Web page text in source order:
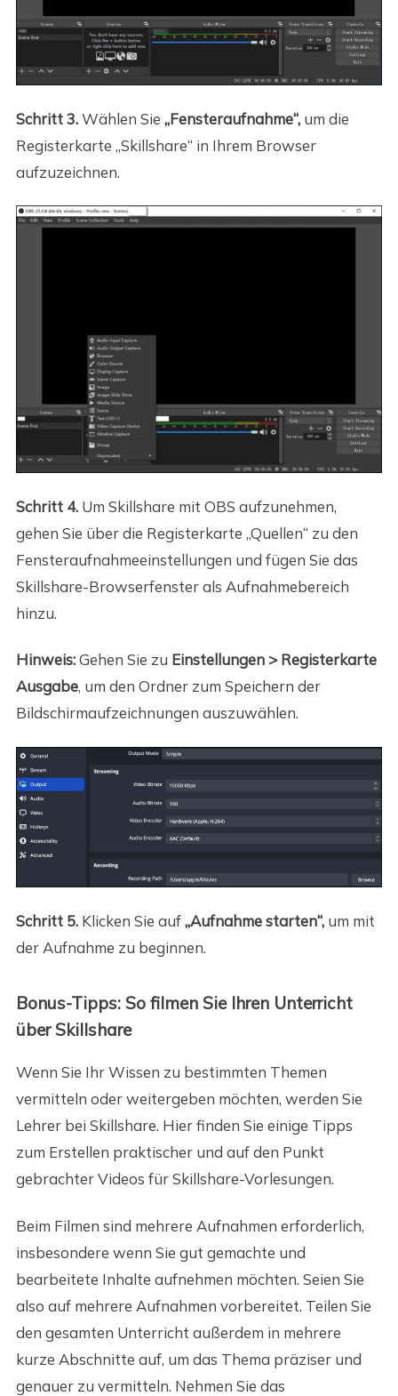
Schritt 3.Wählen Sie „Fensteraufnahme“,um die
Registerkarte „Skillshare“ in Ihrem Browser
aufzuzeichnen.
Schritt 4.Um Skillshare mit OBS aufzunehmen,
gehen Sie über die Registerkarte „Quellen“ zu den
Fensteraufnahmeeinstellungen und fügen Sie das
Skillshare-Browserfenster als Aufnahmebereich
hinzu.
Hinweis:Gehen Sie zu Einstellungen > Registerkarte
Ausgabe, um den Ordner zum Speichern der
Bildschirmaufzeichnungen auszuwählen.
Schritt 5.Klicken Sie auf„Aufnahme starten“,um mit
der Aufnahme zu beginnen.
Bonus-Tipps: So filmen Sie Ihren Unterricht
über Skillshare
Wenn Sie Ihr Wissen zu bestimmten Themen
vermitteln oder weitergeben möchten, werden Sie
Lehrer bei Skillshare. Hier finden Sie einige Tipps
zum Erstellen praktischer und auf den Punkt
gebrachter Videos für Skillshare-Vorlesungen.
Beim Filmen sind mehrere Aufnahmen erforderlich,
insbesondere wenn Sie gut gemachte und
bearbeitete Inhalte aufnehmen möchten. Seien Sie
also auf mehrere Aufnahmen vorbereitet. Teilen Sie
den gesamten Unterricht außerdem in mehrere
kurze Abschnitte auf, um das Thema präziser und
genauer zu vermitteln. Nehmen Sie das